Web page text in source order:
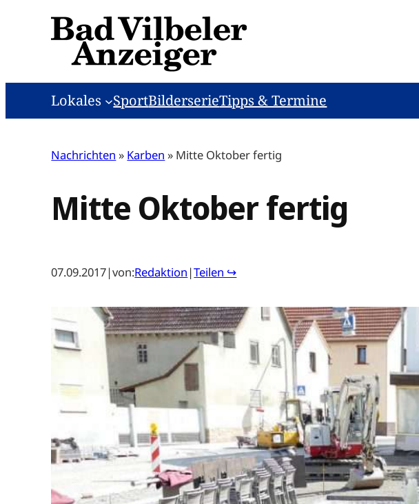
Lokales SportBilderserieTipps & Termine
Nachrichten » Karben » Mitte Oktober fertig
Mitte Oktober fertig
07.09.2017|von:Redaktion |Teilen ↪